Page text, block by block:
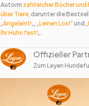
Autorin zahlreicher Bücher und
über Tiere , darunter die
„Angeleint! „, „Leinen Los!“ und „
Ihr Huhn fest!
Offizieller
Zum Leyen